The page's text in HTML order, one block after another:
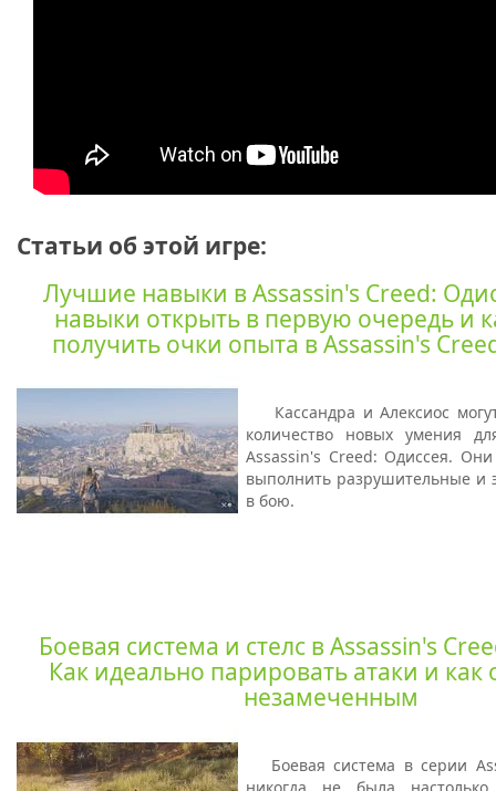
Статьи об этой игре:
Лучшие навыки в Assassin's Creed:
навыки открыть в первую очередь и
получить очки опыта в Assassin's
Кассандра и Алексиос
количество новых умения
Assassin's Creed: Одиссея.
выполнить разрушительные
в бою.
Боевая система и стелс в Assassin's
Как идеально парировать атаки и как
незамеченным
Боевая система в серии